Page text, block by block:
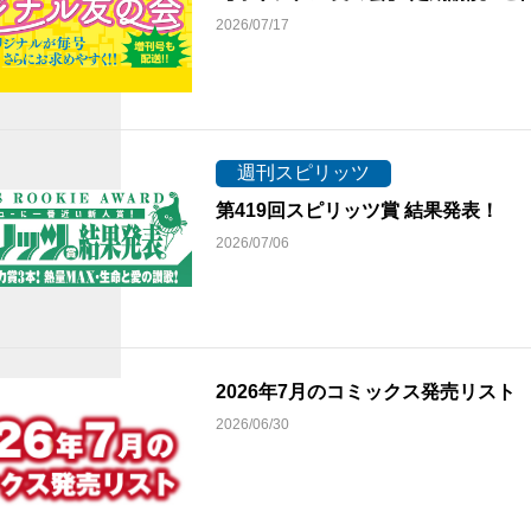
2026/07/17
週刊スピリッツ
第419回スピリッツ賞 結果発表！
2026/07/06
2026年7月のコミックス発売リス
2026/06/30